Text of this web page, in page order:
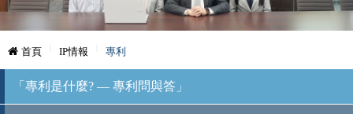
首頁 IP情報 專利
「專利是什麼? — 專利問與答」